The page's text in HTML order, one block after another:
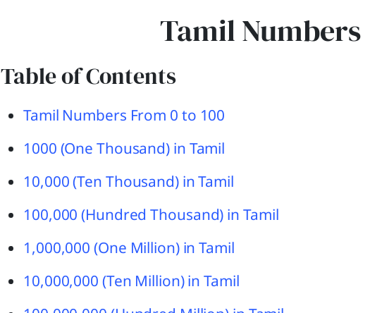
Tamil Numbers
Table of Contents
Tamil Numbers From 0 to 100
1000 (One Thousand) in Tamil
10,000 (Ten Thousand) in Tamil
100,000 (Hundred Thousand) in Tamil
1,000,000 (One Million) in Tamil
10,000,000 (Ten Million) in Tamil